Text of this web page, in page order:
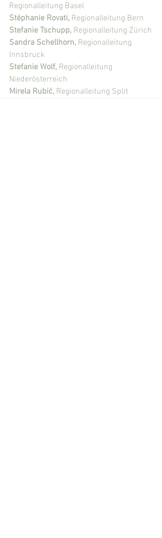
Regionalleitung Basel
Stéphanie Rovati, Regionalleitung Bern
Stefanie Tschupp, Regionalleitung Zürich
Sandra Schellhorn, Regionalleitung
Innsbruck
Stefanie Wolf, Regionalleitung
Niederösterreich
Mirela Rubić, Regionalleitung Split